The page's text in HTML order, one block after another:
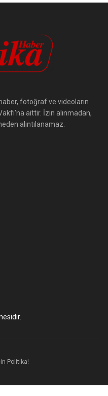
fotoğraf ve videoların
aittir. İzin alınmadan,
alıntılanamaz.
Politika!